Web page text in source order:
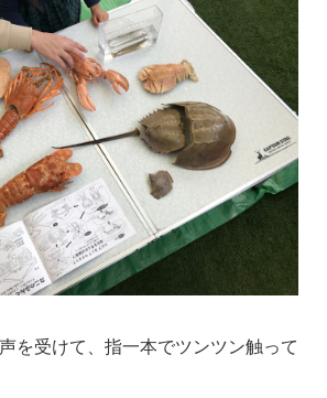
を受けて、指一本でツンツン触って